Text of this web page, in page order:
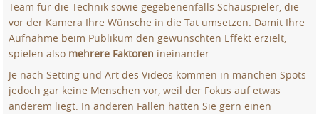
Team für die Technik sowie gegebenenfalls Schauspieler, die
vor der Kamera Ihre Wünsche in die Tat umsetzen. Damit Ihre
Aufnahme beim Publikum den gewünschten Effekt erzielt,
spielen also mehrere Faktoren ineinander.
Je nach Setting und Art des Videos kommen in manchen Spots
jedoch gar keine Menschen vor, weil der Fokus auf etwas
anderem liegt. In anderen Fällen hätten Sie gern einen